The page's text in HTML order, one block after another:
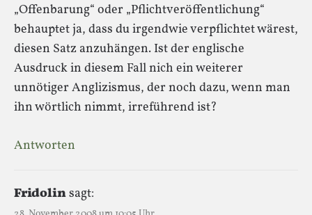
„Offenbarung“ oder „Pflichtveröffentlichung“
behauptet ja, dass du irgendwie verpflichtet wärest,
diesen Satz anzuhängen. Ist der englische
Ausdruck in diesem Fall nich ein weiterer
unnötiger Anglizismus, der noch dazu, wenn man
ihn wörtlich nimmt, irreführend ist?
Antworten
Fridolinsagt: